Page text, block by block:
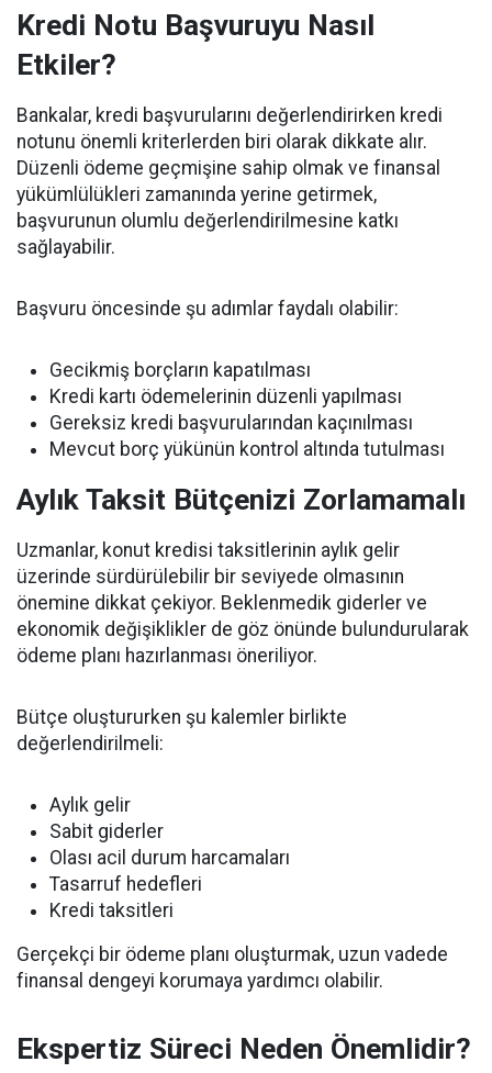
Kredi Notu Başvuruyu Nasıl
Etkiler?
Bankalar, kredi başvurularını değerlendirirken kredi
notunu önemli kriterlerden biri olarak dikkate alır.
Düzenli ödeme geçmişine sahip olmak ve finansal
yükümlülükleri zamanında yerine getirmek,
başvurunun olumlu değerlendirilmesine katkı
sağlayabilir.
Başvuru öncesinde şu adımlar faydalı olabilir:
Gecikmiş borçların kapatılması
Kredi kartı ödemelerinin düzenli yapılması
Gereksiz kredi başvurularından kaçınılması
Mevcut borç yükünün kontrol altında tutulması
Aylık Taksit Bütçenizi Zorlamamalı
Uzmanlar, konut kredisi taksitlerinin aylık gelir
üzerinde sürdürülebilir bir seviyede olmasının
önemine dikkat çekiyor. Beklenmedik giderler ve
ekonomik değişiklikler de göz önünde bulundurularak
ödeme planı hazırlanması öneriliyor.
Bütçe oluştururken şu kalemler birlikte
değerlendirilmeli:
Aylık gelir
Sabit giderler
Olası acil durum harcamaları
Tasarruf hedefleri
Kredi taksitleri
Gerçekçi bir ödeme planı oluşturmak, uzun vadede
finansal dengeyi korumaya yardımcı olabilir.
Ekspertiz Süreci Neden Önemlidir?